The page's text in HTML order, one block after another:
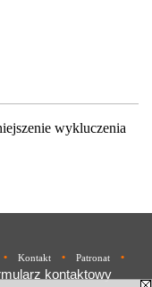
wykluczenia
• Kontakt • Patronat •
kontaktowy